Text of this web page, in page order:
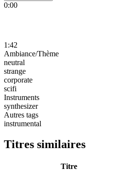
0:00
1:42
Ambiance/Thème
neutral
strange
corporate
scifi
Instruments
synthesizer
Autres tags
instrumental
Titres similaires
Titre